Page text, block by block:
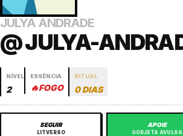
JULYA ANDRADE
@ JULYA-
NÍVEL
2
ESSÊNCIA
🔥FOGO
RITUAL
0 DIAS
SEGUIR
LITVERSO
APOIE
GORJETA AVULSA